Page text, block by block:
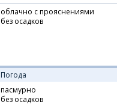
облачно с прояснениями
без осадков
Погода
пасмурно
без осадков